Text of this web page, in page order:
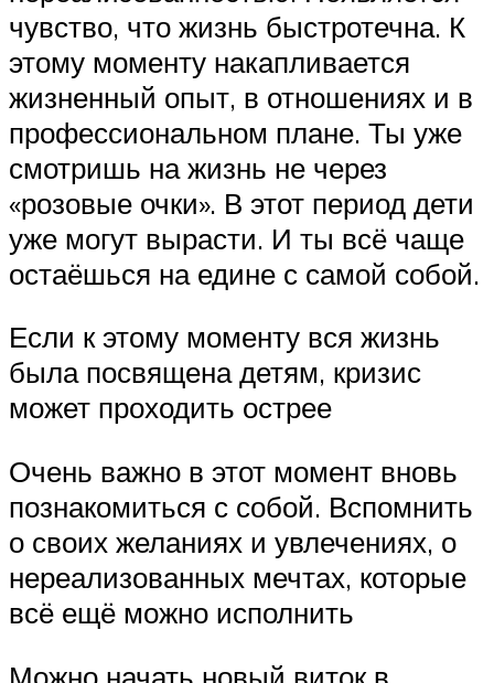
чувство, что жизнь быстротечна. К
этому моменту накапливается
жизненный опыт, в отношениях и в
профессиональном плане. Ты уже
смотришь на жизнь не через
«розовые очки». В этот период дети
уже могут вырасти. И ты всё чаще
остаёшься на едине с самой собой.
Если к этому моменту вся жизнь
была посвящена детям, кризис
может проходить острее
Очень важно в этот момент вновь
познакомиться с собой. Вспомнить
о своих желаниях и увлечениях, о
нереализованных мечтах, которые
всё ещё можно исполнить
Можно начать новый виток в